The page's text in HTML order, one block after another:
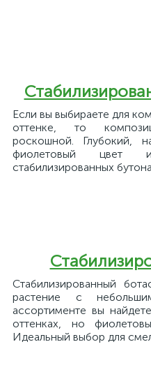
Если вы выбираете для
оттенке, то
роскошной. Глубокий,
фиолетовый цвет
стабилизированных
Стабилизированный
растение с
ассортименте вы
оттенках, но
Идеальный выбор для